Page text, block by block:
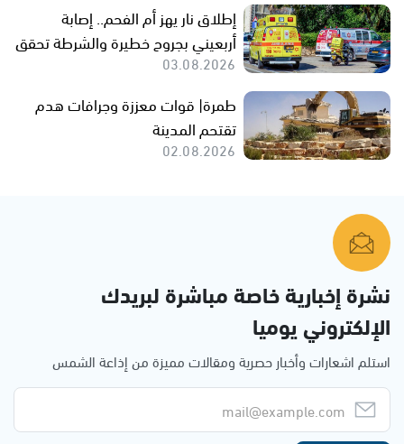
إطلاق نار يهز أم الفحم.. إصابة
أربعيني بجروح خطيرة والشرطة تحقق
03.08.2026
طمرة| قوات معززة وجرافات هدم
تقتحم المدينة
02.08.2026
نشرة إخبارية خاصة مباشرة لبريدك
الإلكتروني يوميا
استلم اشعارات وأخبار حصرية ومقالات مميزة من إذاعة الشمس